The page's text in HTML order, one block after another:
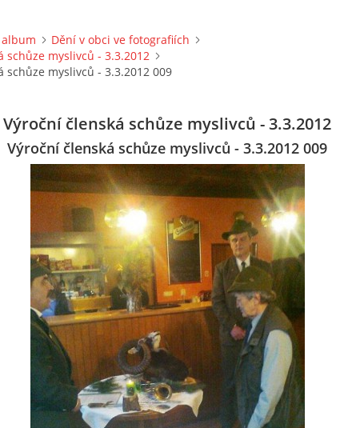
Dění v obci ve fotografiích
schůze myslivců - 3.3.2012
schůze myslivců - 3.3.2012 009
Výroční členská schůze myslivců - 3.3.2012
Výroční členská schůze myslivců - 3.3.2012 009